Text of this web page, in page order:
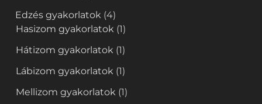
Edzés gyakorlatok (4)
Hasizom gyakorlatok (1)
Hátizom gyakorlatok (1)
Lábizom gyakorlatok (1)
Mellizom gyakorlatok (1)